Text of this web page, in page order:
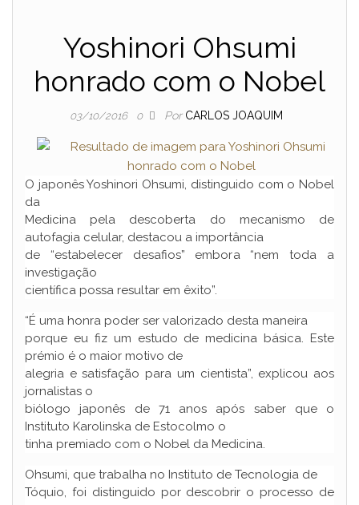
Yoshinori Ohsumi
honrado com o Nobel
03/10/2016 0 Por CARLOS JOAQUIM
O japonês Yoshinori Ohsumi, distinguido com o Nobel
da
Medicina pela descoberta do mecanismo de
autofagia celular, destacou a importância
de “estabelecer desafios” embora “nem toda a
investigação
científica possa resultar em êxito”.
“É uma honra poder ser valorizado desta maneira
porque eu fiz um estudo de medicina básica. Este
prémio é o maior motivo de
alegria e satisfação para um cientista”, explicou aos
jornalistas o
biólogo japonês de 71 anos após saber que o
Instituto Karolinska de Estocolmo o
tinha premiado com o Nobel da Medicina.
Ohsumi, que trabalha no Instituto de Tecnologia de
Tóquio, foi distinguido por descobrir o processo de